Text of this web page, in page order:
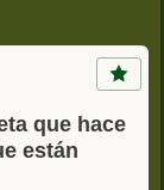
que hace
están